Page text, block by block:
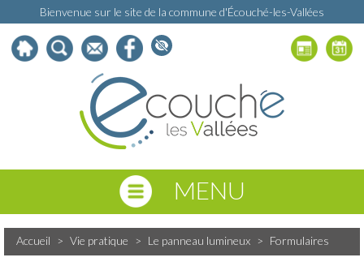
Bienvenue sur le site de la commune d'Écouché-les-Vallées
MENU
Accueil > Vie pratique > Le panneau lumineux > Formulaires